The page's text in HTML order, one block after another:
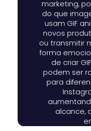
marketing,
do que
usam GIF
novos
ou transmitir
forma
de criar
podem ser
para
alcance,